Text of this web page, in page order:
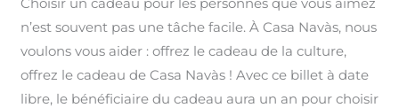
Choisir un cadeau pour les personnes que vous aimez
n’est souvent pas une tâche facile. À Casa Navàs, nous
voulons vous aider : offrez le cadeau de la culture,
offrez le cadeau de Casa Navàs ! Avec ce billet à date
libre, le bénéficiaire du cadeau aura un an pour choisir